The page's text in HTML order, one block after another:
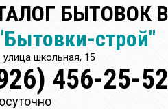
БЫТОВОК
строй"
школьная, 15
456-25-52